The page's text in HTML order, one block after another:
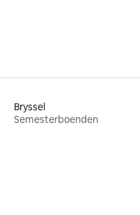
Bryssel
Semesterboenden